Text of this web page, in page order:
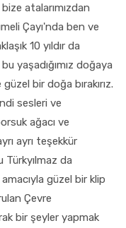
atalarımızdan
Çayı'nda ben ve
10 yıldır da
yaşadığımız doğaya
bir doğa bırakırız.
sesleri ve
ağacı ve
ayrı teşekkür
da
güzel bir klip
Çevre
bir şeyler yapmak